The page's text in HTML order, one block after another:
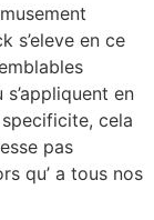
s’eleve en ce
en
cela
pas
qu’ a tous nos